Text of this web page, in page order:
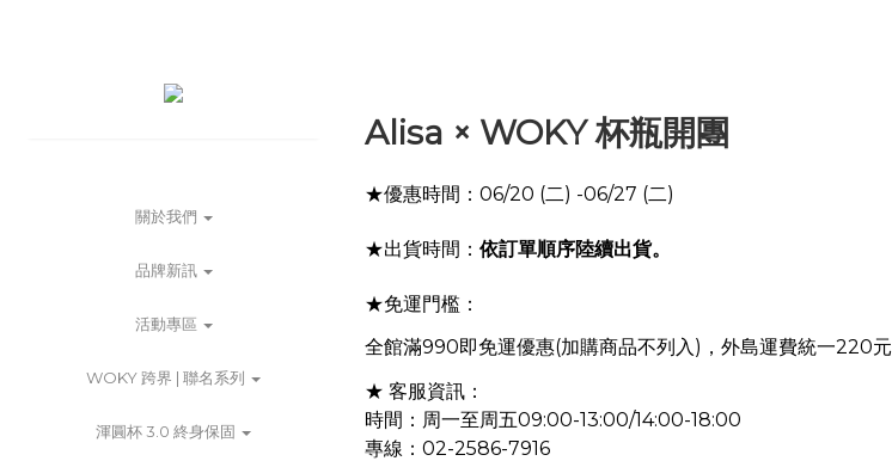
關於我們
品牌新訊
活動專區
WOKY 跨界 | 聯名系列
渾圓杯 3.0 終身保固
Alisa × WOKY 杯瓶開團
★優惠時間：06/20 (二) -06/27 (二)
★出貨時間： 依訂單順序陸續出貨。
★免運門檻：
全館滿990即免運優惠(加購商品不列入)，外島運費統一220元
★ 客服資訊：
時間：周一至周五09:00-13:00/14:00-18:00
專線：02-2586-7916